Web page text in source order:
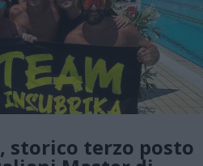
storico terzo posto